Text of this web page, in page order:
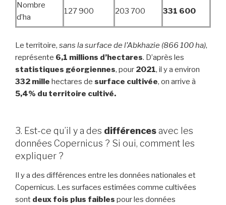
Nombre
d’ha
127 900 203 700 331 600
Le territoire, sans la surface de l’Abkhazie (866 100 ha),
représente 6,1 millions d’hectares. D’après les
statistiques géorgiennes, pour 2021, il y a environ
332 mille hectares de surface cultivée, on arrive à
5,4% du territoire cultivé.
3. Est-ce qu’il y a des différencesavec les
données Copernicus ? Si oui, comment les
expliquer ?
Il y a des différences entre les données nationales et
Copernicus. Les surfaces estimées comme cultivées
sont deux fois plus faibles pour les données